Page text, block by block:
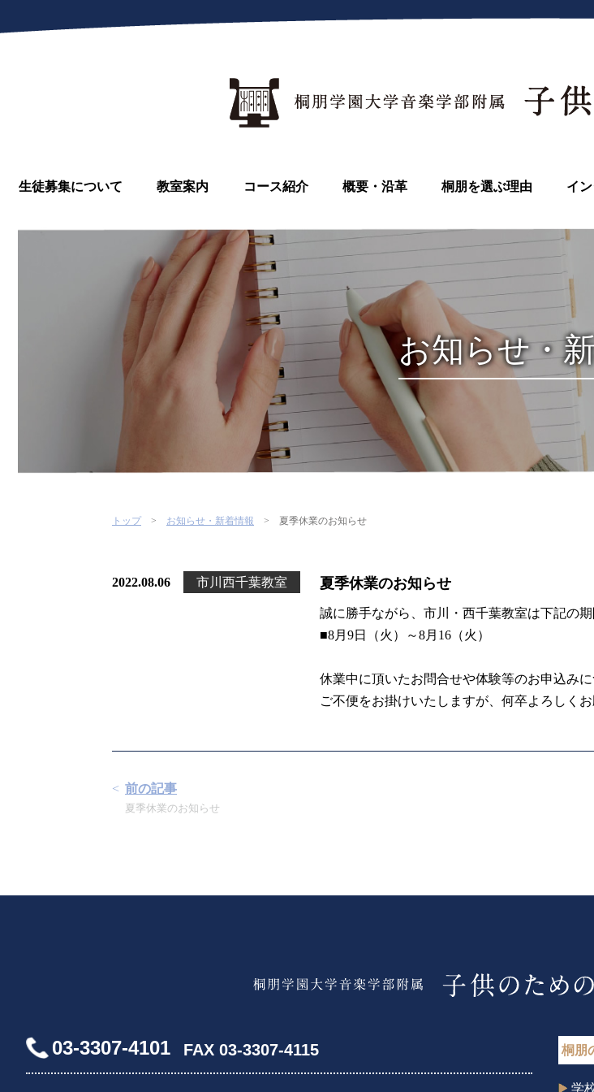
生徒募集について 教室案内 コース紹介 概要・沿革 桐朋を選ぶ理由 イ
お知らせ・
トップ お知らせ・新着情報 夏季休業のお知らせ
2022.08.06 市川西千葉教室 夏季休業のお知らせ
誠に勝手ながら、市川・西千葉教室は下記の
■8月9日（火）～8月16（火）
休業中に頂いたお問合せや体験等のお申込み
ご不便をお掛けいたしますが、何卒よろしくお
前の記事
夏季休業のお知らせ
03-3307-4101 FAX 03-3307-4115 桐朋
学